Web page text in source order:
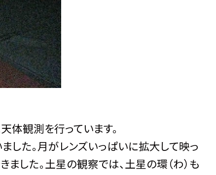
観測を行っています。
た。月がレンズいっぱいに拡大して映っ
した。土星の観察では、土星の環（わ）も